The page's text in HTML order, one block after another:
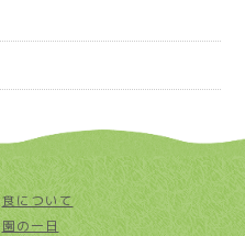
食について
園の一日